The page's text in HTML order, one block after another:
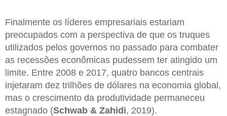
Finalmente os líderes empresariais estariam
preocupados com a perspectiva de que os truques
utilizados pelos governos no passado para combater
as recessões econômicas pudessem ter atingido um
limite. Entre 2008 e 2017, quatro bancos centrais
injetaram dez trilhões de dólares na economia global,
mas o crescimento da produtividade permaneceu
estagnado (Schwab & Zahidi, 2019).